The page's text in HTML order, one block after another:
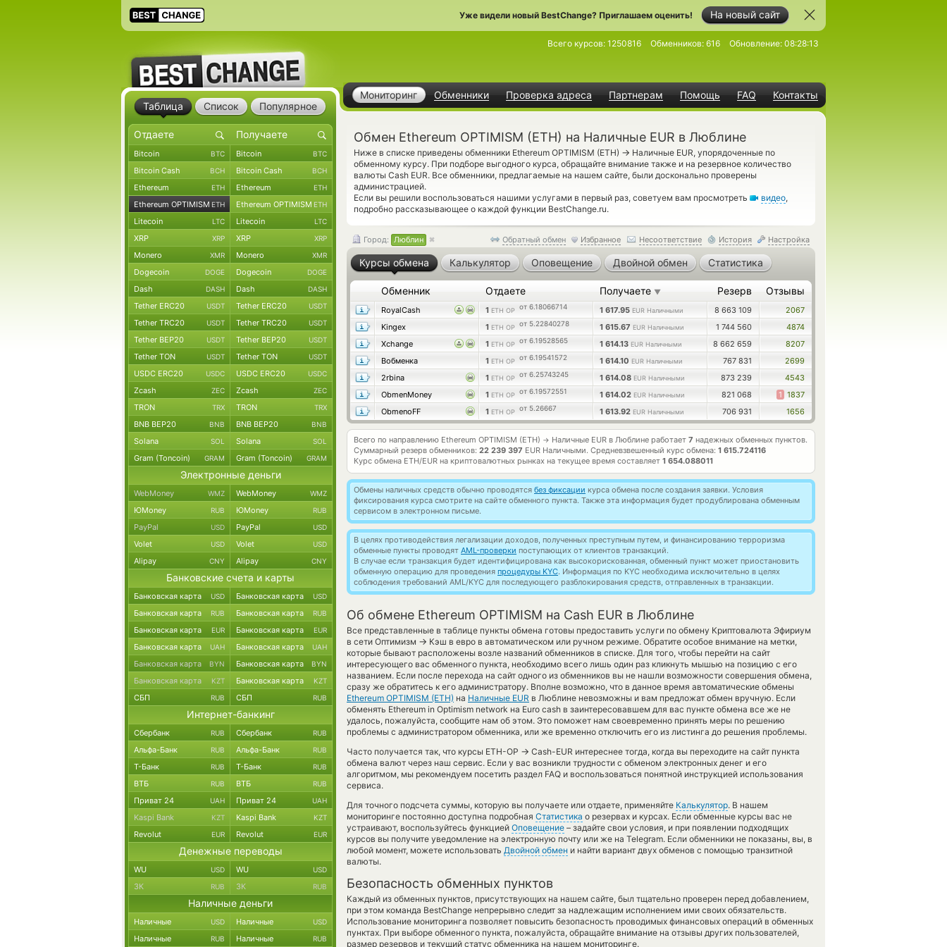
На новый сайт
Уже видели новый BestChange? Приглашаем оценить!
Мониторинг Обменники Проверка адреса Партнерам Помощь FAQ Контакты
Всего курсов: 1250816 Обменников: 616 Обновление: 08:28:13
Обмен Ethereum OPTIMISM (ETH) на Наличные EUR в Люблине
Ниже в списке приведены обменники Ethereum OPTIMISM (ETH) → Наличные EUR, упорядоченные по
обменному курсу. При подборе выгодного курса, обращайте внимание также и на резервное количество
валюты Cash EUR. Все обменники, предлагаемые на нашем сайте, были досконально проверены
администрацией.
Если вы решили воспользоваться нашими услугами в первый раз, советуем вам просмотреть
видео,
подробно рассказывающее о каждой функции BestChange.ru.
Обратный обмен Избранное Несоответствие История Настройка
Город: Люблин
Курсы обмена Калькулятор Оповещение Двойной обмен Статистика
Обменник Отдаете Получаете ▼ Резерв Отзывы
RoyalCash 1 ETH OP от 6.18066714 1 617.95 EUR Наличными 8 663 109
2067
Kingex
1 ETH OP от 5.22840278 1 615.67 EUR Наличными 1 744 560
4874
Xchange
1 ETH OP от 6.19528565 1 614.13 EUR Наличными 8 662 659
8207
Вобменка
1 ETH OP от 6.19541572 1 614.10 EUR Наличными 767 831
2699
2rbina
1 ETH OP от 6.25743245 1 614.08 EUR Наличными 873 239
4543
ObmenMoney
1 ETH OP от 6.19572551 1 614.02 EUR Наличными 821 068 1 1837
ObmenoFF
1 ETH OP от 5.26667 1 613.92 EUR Наличными 706 931 1656
Всего по направлению Ethereum OPTIMISM (ETH) → Наличные EUR в Люблине работает 7 надежных обменных пунктов.
Суммарный резерв обменников: 22 239 397 EUR Наличными. Средневзвешенный курс обмена: 1 615.724116
Курс обмена ETH/EUR на криптовалютных рынках на текущее время составляет 1 654.088011
Обмены наличных средств обычно проводятся без фиксации курса обмена после создания заявки. Условия
фиксирования курса смотрите на сайте обменного пункта. Также эта информация будет продублирована обменным
сервисом в электронном письме.
В целях противодействия легализации доходов, полученных преступным путем, и финансированию терроризма
обменные пункты проводят AML-проверки поступающих от клиентов транзакций.
В случае если транзакция будет идентифицирована как высокорискованная, обменный пункт может приостановить
обменную операцию для проведения процедуры KYC. Информация по KYC необходима исключительно в целях
соблюдения требований AML/KYC для последующего разблокирования средств, отправленных в транзакции.
Об обмене Ethereum OPTIMISM на Cash EUR в Люблине
Все представленные в таблице пункты обмена готовы предоставить услуги по обмену Криптовалюта Эфириум
в сети Оптимизм → Кэш в евро в автоматическом или ручном режиме. Обратите особое внимание на метки,
которые бывают расположены возле названий обменников в списке. Для того, чтобы перейти на сайт
интересующего вас обменного пункта, необходимо всего лишь один раз кликнуть мышью на позицию с его
названием. Если после перехода на сайт одного из обменников вы не нашли возможности совершения обмена,
сразу же обратитесь к его администратору. Вполне возможно, что в данное время автоматические обмены
Ethereum OPTIMISM (ETH) на Наличные EUR в Люблине невозможны и вам предложат обмен вручную. Если
обменять Ethereum in Optimism network на Euro cash в заинтересовавшем для вас пункте обмена все же не
удалось, пожалуйста, сообщите нам об этом. Это поможет нам своевременно принять меры по решению
проблемы с администратором обменника, или же временно отключить его из листинга до решения проблемы.
Часто получается так, что курсы ETH-OP → Cash-EUR интереснее тогда, когда вы переходите на сайт пункта
обмена валют через наш сервис. Если у вас возникли трудности с обменом электронных денег и его
алгоритмом, мы рекомендуем посетить раздел FAQ и воспользоваться понятной инструкцией использования
сервиса.
Для точного подсчета суммы, которую вы получаете или отдаете, применяйте Калькулятор. В нашем
мониторинге постоянно доступна подробная Статистика о резервах и курсах. Если обменные курсы вас не
устраивают, воспользуйтесь функцией Оповещение – задайте свои условия, и при появлении подходящих
курсов вы получите уведомление на электронную почту или же на Telegram. Если обменники не показаны, вы, в
любой момент, можете использовать Двойной обмен и найти вариант двух обменов с помощью транзитной
валюты.
Безопасность обменных пунктов
Каждый из обменных пунктов, присутствующих на нашем сайте, был тщательно проверен перед добавлением,
при этом команда BestChange непрерывно следит за надлежащим исполнением ими своих обязательств.
Использование мониторинга позволяет повысить безопасность проводимых финансовых операций в обменных
пунктах. При выборе обменного пункта, пожалуйста, обращайте внимание на отзывы других пользователей,
размер резервов и текущий статус обменника на нашем мониторинге.
Таблица Список Популярное
Bitcoin BTC Bitcoin BTC
Bitcoin Cash BCH Bitcoin Cash BCH
Ethereum ETH Ethereum ETH
Ethereum OPTIMISM ETH Ethereum OPTIMISM ETH
Litecoin LTC Litecoin LTC
XRP XRP XRP XRP
Monero XMR Monero XMR
Dogecoin DOGE Dogecoin DOGE
Dash DASH Dash DASH
Tether ERC20 USDT Tether ERC20 USDT
Tether TRC20 USDT Tether TRC20 USDT
Tether BEP20 USDT Tether BEP20 USDT
Tether TON USDT Tether TON USDT
USDC ERC20 USDC USDC ERC20 USDC
Zcash ZEC Zcash ZEC
TRON TRX TRON TRX
BNB BEP20 BNB BNB BEP20 BNB
Solana SOL Solana SOL
Gram (Toncoin) GRAM Gram (Toncoin) GRAM
Электронные деньги
WebMoney WMZ WebMoney WMZ
ЮMoney RUB ЮMoney RUB
PayPal USD PayPal USD
Volet USD Volet USD
Alipay CNY Alipay CNY
Банковские счета и карты
Банковская карта USD Банковская карта USD
Банковская карта RUB Банковская карта RUB
Банковская карта EUR Банковская карта EUR
Банковская карта UAH Банковская карта UAH
Банковская карта BYN Банковская карта BYN
Банковская карта KZT Банковская карта KZT
СБП RUB СБП RUB
Интернет-банкинг
Сбербанк RUB Сбербанк RUB
Альфа-Банк RUB Альфа-Банк RUB
Т-Банк RUB Т-Банк RUB
ВТБ RUB ВТБ RUB
Приват 24 UAH Приват 24 UAH
Kaspi Bank KZT Kaspi Bank KZT
Revolut EUR Revolut EUR
Денежные переводы
WU USD WU USD
ЗК RUB ЗК RUB
Наличные деньги
Наличные USD Наличные USD
Наличные RUB Наличные RUB